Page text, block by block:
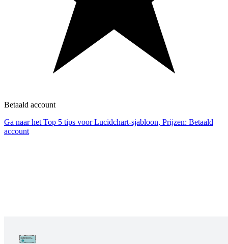
Betaald account
Ga naar het Top 5 tips voor Lucidchart-sjabloon, Prijzen: Betaald
account